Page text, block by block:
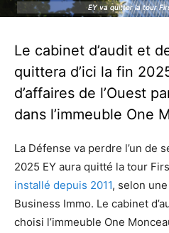
EY va quitter la tour
EY va quitter la tour
Le cabinet d’audit et
quittera d’ici la fin
d’affaires de l’Ouest
dans l’immeuble One
La Défense va perdre l’un de
2025 EY aura quitté la tour
installé depuis 2011, selon
Business Immo. Le cabinet
choisi l’immeuble One